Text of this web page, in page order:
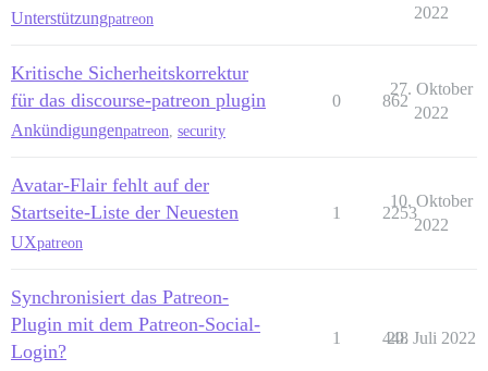
Unterstützungpatreon
2022
Kritische Sicherheitskorrektur
für das discourse-patreon plugin
Ankündigungenpatreon security
0 862
27. Oktober
2022
Avatar-Flair fehlt auf der
Startseite-Liste der Neuesten
UXpatreon
1 2253
10. Oktober
2022
Synchronisiert das Patreon-
Plugin mit dem Patreon-Social-
Login?
1 448
20. Juli 2022